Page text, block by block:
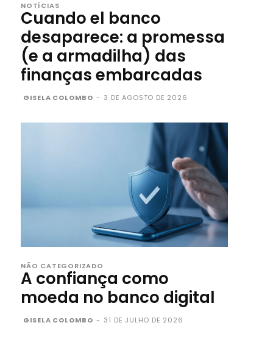
NOTÍCIAS
Cuando el banco
desaparece: a promessa
(e a armadilha) das
finanças embarcadas
GISELA COLOMBO - 3 DE AGOSTO DE 2026
NÃO CATEGORIZADO
A confiança como
moeda no banco digital
GISELA COLOMBO - 31 DE JULHO DE 2026